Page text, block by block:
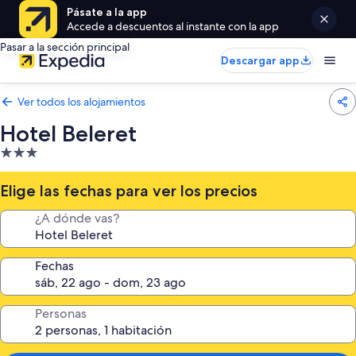
Pásate a la app
Accede a descuentos al instante con la app
Pasar a la sección principal
Descargar app
Ver todos los alojamientos
Hotel Beleret
Alojamiento
de
3.0 estrellas
Elige las fechas para ver los precios
¿A dónde vas?
Fechas
Personas